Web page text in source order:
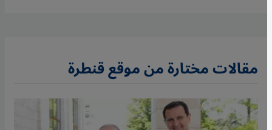
مقالات مختارة من موقع قنطرة